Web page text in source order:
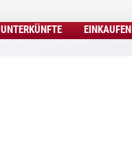
UNTERKÜNFTE EINKAUFEN